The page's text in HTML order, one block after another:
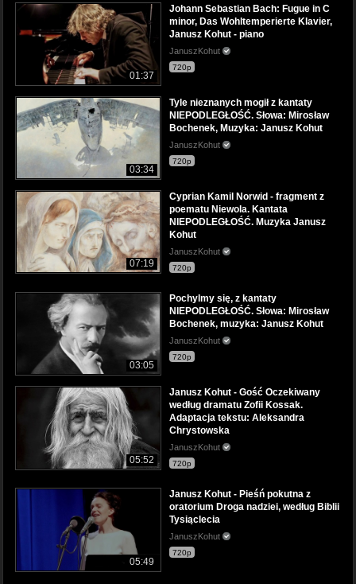
01:37
Johann Sebastian Bach: Fugue in C
minor, Das Wohltemperierte Klavier,
Janusz Kohut - piano
JanuszKohut
720p
03:34
Tyle nieznanych mogił z kantaty
NIEPODLEGŁOŚĆ. Słowa: Mirosław
Bochenek, Muzyka: Janusz Kohut
JanuszKohut
720p
07:19
Cyprian Kamil Norwid - fragment z
poematu Niewola. Kantata
NIEPODLEGŁOŚĆ. Muzyka Janusz
Kohut
JanuszKohut
720p
03:05
Pochylmy się, z kantaty
NIEPODLEGŁOŚĆ. Słowa: Mirosław
Bochenek, muzyka: Janusz Kohut
JanuszKohut
720p
05:52
Janusz Kohut - Gość Oczekiwany
według dramatu Zofii Kossak.
Adaptacja tekstu: Aleksandra
Chrystowska
JanuszKohut
720p
05:49
Janusz Kohut - Pieśń pokutna z
oratorium Droga nadziei, według Biblii
Tysiąclecia
JanuszKohut
720p